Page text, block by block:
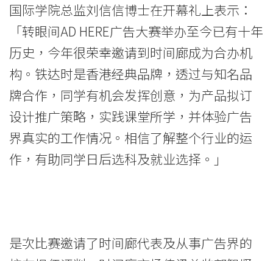
十
周
年
庆
典」
学
息
国际学院总监刘信信博士在开幕礼上表示：
「转眼间AD HERE广告大赛举办至今已有十年
历史，今年很荣幸邀请到时间廊成为合办机
构。铁达时是香港经典品牌，透过与知名品
牌合作，同学有机会发挥创意，为产品拟订
设计推广策略，实践课堂所学，并体验广告
界真实的工作情况。相信了解整个行业的运
作，有助同学日后选科及就业选择。」
是次比赛邀请了时间廊代表及从事广告界的